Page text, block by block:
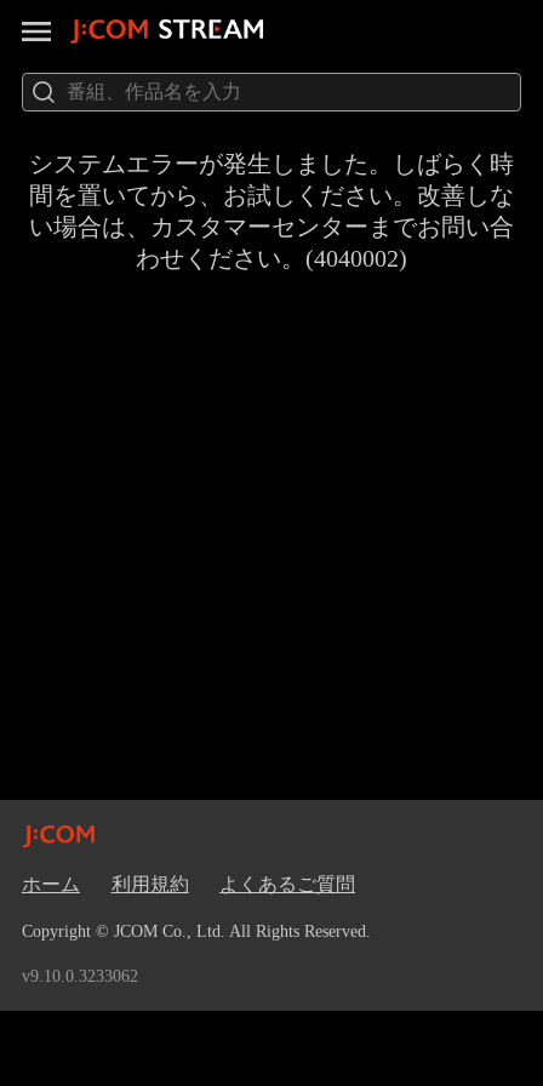
システムエラーが発生しました。しばらく時
間を置いてから、お試しください。改善しな
い場合は、カスタマーセンターまでお問い合
わせください。(4040002)
ホーム 利用規約 よくあるご質問
Copyright © JCOM Co., Ltd. All Rights Reserved.
v9.10.0.3233062